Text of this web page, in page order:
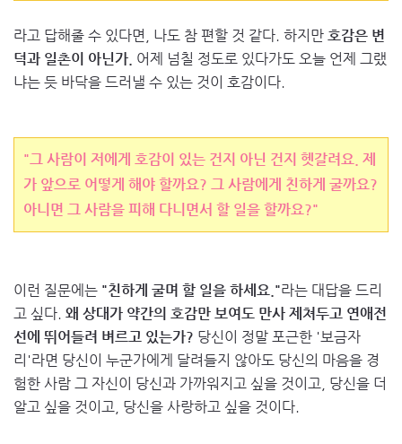
라고 답해줄 수 있다면, 나도 참 편할 것 같다. 하지만 호감은 변
덕과 일촌이 아닌가. 어제 넘칠 정도로 있다가도 오늘 언제 그랬
냐는 듯 바닥을 드러낼 수 있는 것이 호감이다.
"그 사람이 저에게 호감이 있는 건지 아닌 건지 헷갈려요. 제
가 앞으로 어떻게 해야 할까요? 그 사람에게 친하게 굴까요?
아니면 그 사람을 피해 다니면서 할 일을 할까요?"
이런 질문에는 "친하게 굴며 할 일을 하세요."라는 대답을 드리
고 싶다. 왜 상대가 약간의 호감만 보여도 만사 제쳐두고 연애전
선에 뛰어들려 벼르고 있는가? 당신이 정말 포근한 '보금자
리'라면 당신이 누군가에게 달려들지 않아도 당신의 마음을 경
험한 사람 그 자신이 당신과 가까워지고 싶을 것이고, 당신을 더
알고 싶을 것이고, 당신을 사랑하고 싶을 것이다.